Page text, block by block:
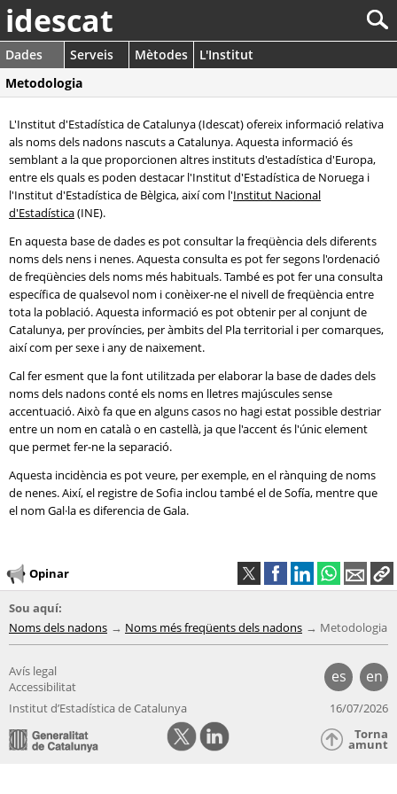
idescat
Dades Serveis Mètodes
L'Institut
Metodologia
L'Institut d'Estadística de Catalunya (Idescat) ofereix informació relativa
als noms dels nadons nascuts a Catalunya. Aquesta informació és
semblant a la que proporcionen altres instituts d'estadística d'Europa,
entre els quals es poden destacar l'Institut d'Estadística de Noruega i
l'Institut d'Estadística de Bèlgica, així com l'Institut Nacional
d'Estadística(INE).
En aquesta base de dades es pot consultar la freqüència dels diferents
noms dels nens i nenes. Aquesta consulta es pot fer segons l'ordenació
de freqüències dels noms més habituals. També es pot fer una consulta
específica de qualsevol nom i conèixer-ne el nivell de freqüència entre
tota la població. Aquesta informació es pot obtenir per al conjunt de
Catalunya, per províncies, per àmbits del Pla territorial i per comarques,
així com per sexe i any de naixement.
Cal fer esment que la font utilitzada per elaborar la base de dades dels
noms dels nadons conté els noms en lletres majúscules sense
accentuació. Això fa que en alguns casos no hagi estat possible destriar
entre un nom en català o en castellà, ja que l'accent és l'únic element
que permet fer-ne la separació.
Aquesta incidència es pot veure, per exemple, en el rànquing de noms
de nenes. Així, el registre de Sofia inclou també el de Sofía, mentre que
el nom Gal·la es diferencia de Gala.
Opinar
Sou aquí:
Noms dels nadons
Noms més freqüents dels nadons Metodologia
es en
Avís legal
Accessibilitat
Institut d’Estadística de Catalunya
16/07/2026
Torna
amunt